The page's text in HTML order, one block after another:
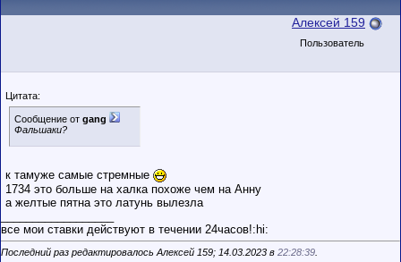
Алексей 159
Пользователь
Цитата:
Сообщение от gang
Фальшаки?
к тамуже самые стремные
1734 это больше на халка похоже чем на Анну
а желтые пятна это латунь вылезла
все мои ставки действуют в течении 24часов!:hi:
Последний раз редактировалось Алексей 159; 14.03.2023 в 22:28:39